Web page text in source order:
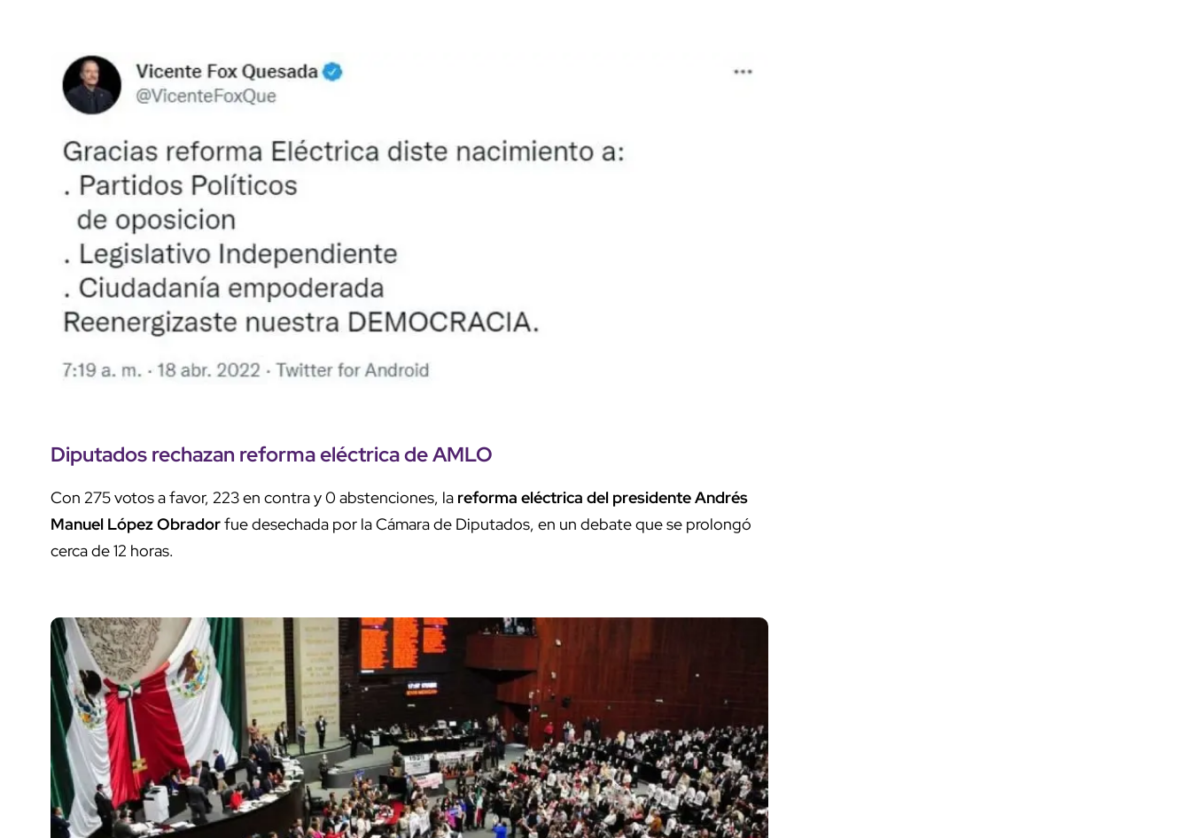
Diputados rechazan reforma eléctrica de AMLO
Con 275 votos a favor, 223 en contra y 0 abstenciones, la reforma eléctrica del presidente Andrés
Manuel López Obradorfue desechada por la Cámara de Diputados, en un debate que se prolongó
cerca de 12 horas.